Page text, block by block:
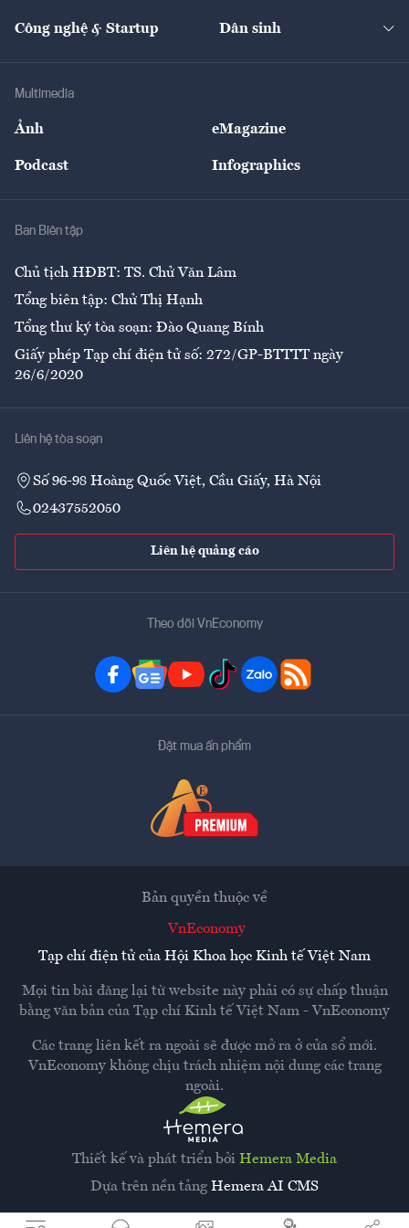
Tư vấn Nông sản
Giải trí
Công nghệ & Startup Dân sinh
Multimedia
Ảnh eMagazine
Podcast Infographics
Ban Biên tập
Chủ tịch HĐBT: TS. Chử Văn Lâm
Tổng biên tập: Chử Thị Hạnh
Tổng thư ký tòa soạn: Đào Quang Bính
Giấy phép Tạp chí điện tử số: 272/GP-BTTTT ngày
26/6/2020
Liên hệ tòa soạn
Số 96-98 Hoàng Quốc Việt, Cầu Giấy, Hà Nội
02437552050
Liên hệ quảng cáo
Theo dõi VnEconomy
Đặt mua ấn phẩm
Thiết kế và phát triển bởi Hemera Media
Dựa trên nền tảng Hemera AI CMS
Bản quyền thuộc về
VnEconomy
Tạp chí điện tử của Hội Khoa học Kinh tế Việt Nam
Mọi tin bài đăng lại từ website này phải có sự chấp thuận
bằng văn bản của Tạp chí Kinh tế Việt Nam - VnEconomy
Các trang liên kết ra ngoài sẽ được mở ra ở cửa sổ mới.
VnEconomy không chịu trách nhiệm nội dung các trang
ngoài.